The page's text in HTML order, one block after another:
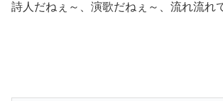
詩人だねぇ～、演歌だねぇ～、流れ流れ